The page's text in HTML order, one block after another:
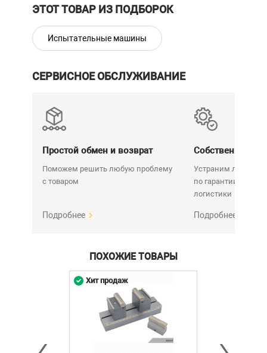
ЭТОТ ТОВАР ИЗ ПОДБОРОК
Испытательные машины
СЕРВИСНОЕ ОБСЛУЖИВАНИЕ
Простой обмен и возврат
Поможем решить любую проблему
с товаром
Подробнее
Собственный
Устраним любую
по гарантии. Срок
логистики
Подробнее
ПОХОЖИЕ ТОВАРЫ
Хит продаж